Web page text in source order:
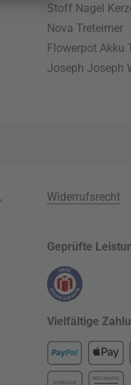
Stoff Nagel
Nova Treteimer
Flowerpot Akku
Joseph Joseph
,
Widerrufsrecht
Geprüfte
Vielfältige
VORKASSE
RECHNUNG